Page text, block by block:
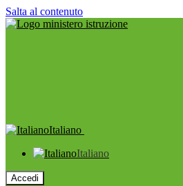
Salta al contenuto
Italiano
Italiano
Accedi